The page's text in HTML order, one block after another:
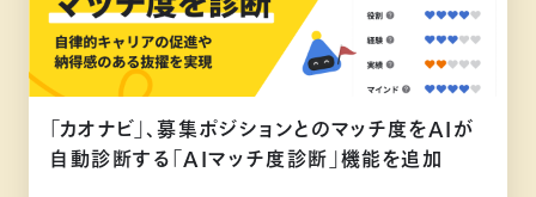
「カオナビ」、募集ポジションとのマッチ度をAIが
自動診断する「AIマッチ度診断」機能を追加